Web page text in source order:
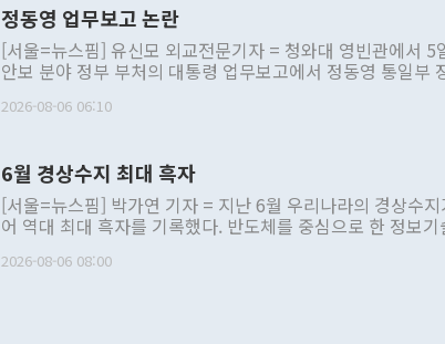
정동영 업무보고 논란
[서울=뉴스핌] 유신모 외교전문기자 = 청와대 영빈관에서 5
안보 분야 정부 부처의 대통령 업무보고에서 정동영 통일부
발언 중에는 정부 내 조율을 거치지 않은 사안을 정책으로 추
주의적 희망에 근거한 비현실적 구상'이라는 비판을 내놨다.
관의 대북 정책 관련 발언이 물의를 빚은 적은 여러 번 있지
관 부처 장관이 공개적으로 부정적 입장을 표명한 것은 이례
관의 무리한 대북 접근법과 월권을 제어해야 한다는 목소리도
다. [정동영 통일부 장관이 지난달 23일 오후 서울 종로구 정부서울청사에
2026-08-06 06:10
6월 경상수지 최대 흑자
[서울=뉴스핌] 박가연 기자 = 지난 6월 우리나라의 경상수지
어 역대 최대 흑자를 기록했다. 반도체를 중심으로 한 정보
료=한국은행] 한국은행이 6일 발표한 '2026년 6월 국제수지(잠정)'에 따르
2026-08-06 08:00